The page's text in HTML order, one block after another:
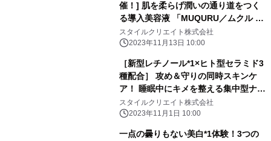
催！] 肌を柔らげ潤いの通り道をつく
る導入美容液 「MUQURU／ムクル オ
イルインエッセンス」 肌に棲む「常在
菌(美肌菌)」の栄養となるアミノ酸、
の整った透明感(*1)のある 無垢な素肌
へ導きます
スタイルクリエイト株式会社
2023年11月13日 10:00
［新型レチノール*1×ヒト型セラミド3
種配合］ 攻め＆守りの同時スキンケ
ア！ 睡眠中にキメを整える集中型ナイ
トクリーム 「プリュ セラミドレチノ
ナイトクリーム」11月1日より発売
スタイルクリエイト株式会社
2023年11月1日 10:00
一点の曇りもない美白*1体験！3つの